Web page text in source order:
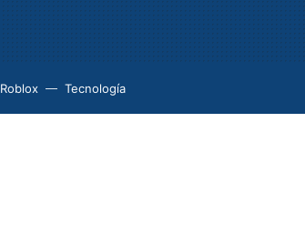
Roblox Tecnología